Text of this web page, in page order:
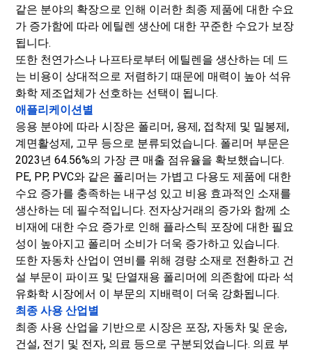
같은 분야의 확장으로 인해 이러한 최종 제품에 대한 수요
가 증가함에 따라 에틸렌 생산에 대한 꾸준한 수요가 보장
됩니다.
또한 천연가스나 나프타로부터 에틸렌을 생산하는 데 드
는 비용이 상대적으로 저렴하기 때문에 매력이 높아 석유
화학 제조업체가 선호하는 선택이 됩니다.
애플리케이션별
응용 분야에 따라 시장은 폴리머, 용제, 접착제 및 밀봉제,
계면활성제, 고무 등으로 분류되었습니다. 폴리머 부문은
2023년 64.56%의 가장 큰 매출 점유율을 확보했습니다.
PE, PP, PVC와 같은 폴리머는 가볍고 다용도 제품에 대한
수요 증가를 충족하는 내구성 있고 비용 효과적인 소재를
생산하는 데 필수적입니다. 전자상거래의 증가와 함께 소
비재에 대한 수요 증가로 인해 플라스틱 포장에 대한 필요
성이 높아지고 폴리머 소비가 더욱 증가하고 있습니다.
또한 자동차 산업이 연비를 위해 경량 소재로 전환하고 건
설 부문이 파이프 및 단열재용 폴리머에 의존함에 따라 석
유화학 시장에서 이 부문의 지배력이 더욱 강화됩니다.
최종 사용 산업별
최종 사용 산업을 기반으로 시장은 포장, 자동차 및 운송,
건설, 전기 및 전자, 의료 등으로 구분되었습니다. 의료 부